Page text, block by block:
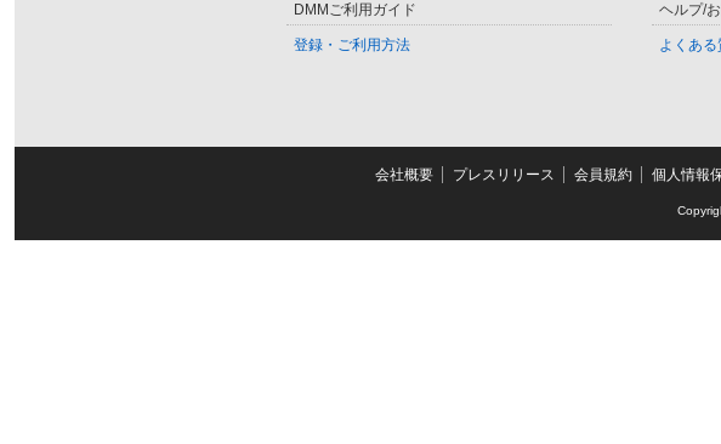
DMMご利用ガイド
登録・ご利用方法
ヘルプ/
よくあ
会社概要 プレスリリース 会員規約 個人情報